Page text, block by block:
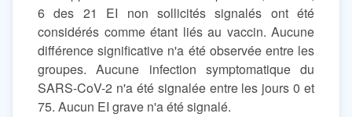
6 des 21 EI non sollicités signalés ont été
considérés comme étant liés au vaccin. Aucune
différence significative n'a été observée entre les
groupes. Aucune infection symptomatique du
SARS-CoV-2 n'a été signalée entre les jours 0 et
75. Aucun EI grave n'a été signalé.